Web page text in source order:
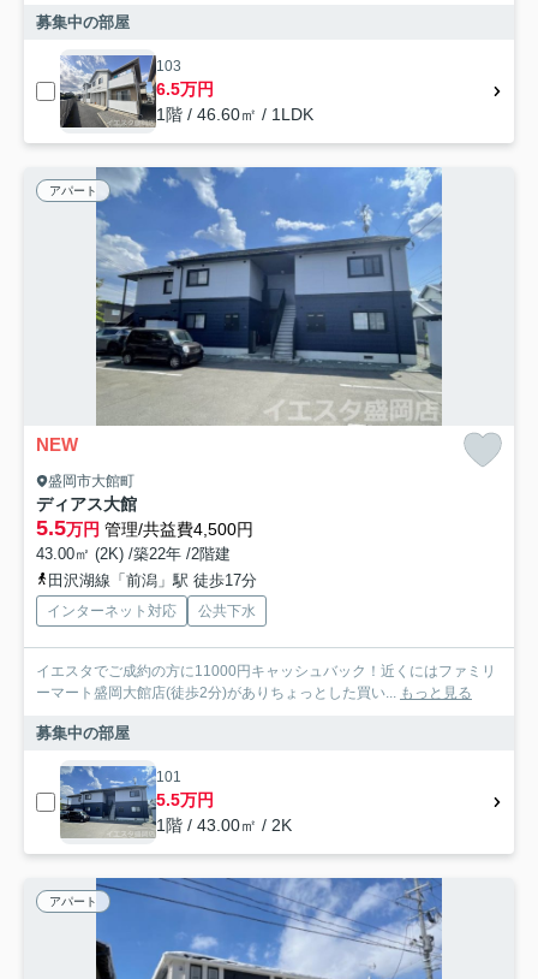
募集中の部屋
103
6.5万円
1階 / 46.60㎡ / 1LDK
アパート
NEW
盛岡市大館町
ディアス大館
5.5万円 管理/共益費4,500円
43.00㎡ (2K) /築22年 /2階建
田沢湖線「前潟」駅 徒歩17分
インターネット対応 公共下水
イエスタでご成約の方に11000円キャッシュバック！近くにはファミリ
ーマート盛岡大館店(徒歩2分)がありちょっとした買い... もっと見る
募集中の部屋
101
5.5万円
1階 / 43.00㎡ / 2K
アパート